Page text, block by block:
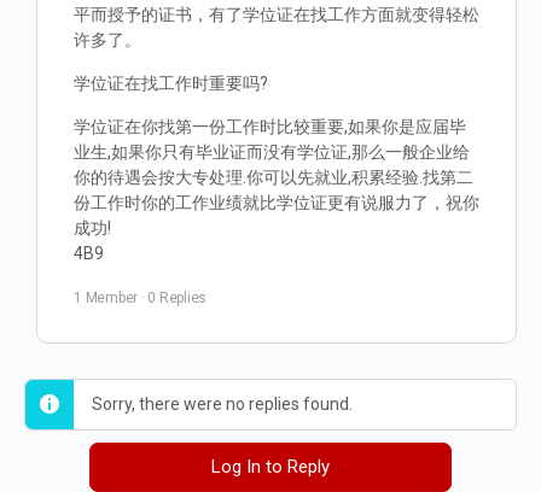
平而授予的证书，有了学位证在找工作方面就变得轻松
许多了。
学位证在找工作时重要吗?
学位证在你找第一份工作时比较重要,如果你是应届毕
业生,如果你只有毕业证而没有学位证,那么一般企业给
你的待遇会按大专处理.你可以先就业,积累经验.找第二
份工作时你的工作业绩就比学位证更有说服力了，祝你
成功!
4B9
1 Member · 0 Replies
Sorry, there were no replies found.
Log In to Reply